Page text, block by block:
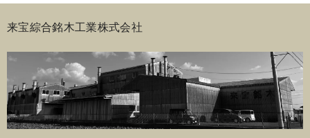
来宝綜合銘木工業株式会社